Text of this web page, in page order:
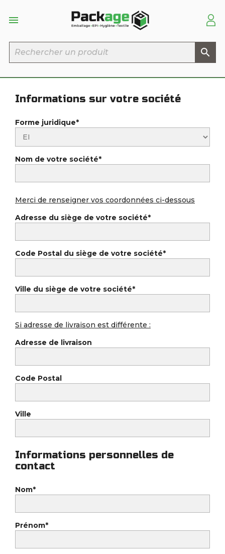


Informations sur votre société
Forme juridique*
Nom de votre société*
Merci de renseigner vos coordonnées ci-dessous
Adresse du siège de votre société*
Code Postal du siège de votre société*
Ville du siège de votre société*
Si adresse de livraison est différente :
Adresse de livraison
Code Postal
Ville
Informations personnelles de
contact
Nom*
Prénom*